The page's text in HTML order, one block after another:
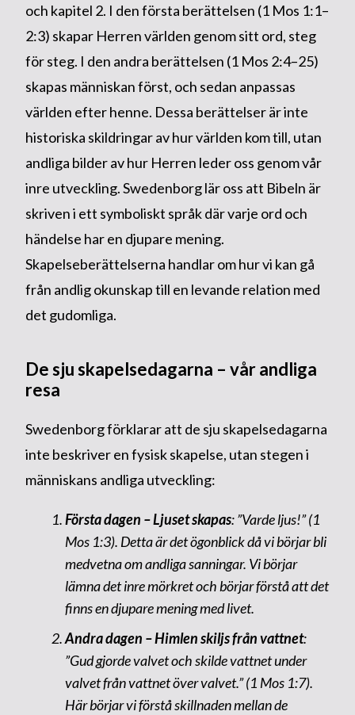
och kapitel 2. I den första berättelsen (1 Mos 1:1–
2:3) skapar Herren världen genom sitt ord, steg
för steg. I den andra berättelsen (1 Mos 2:4–25)
skapas människan först, och sedan anpassas
världen efter henne. Dessa berättelser är inte
historiska skildringar av hur världen kom till, utan
andliga bilder av hur Herren leder oss genom vår
inre utveckling. Swedenborg lär oss att Bibeln är
skriven i ett symboliskt språk där varje ord och
händelse har en djupare mening.
Skapelseberättelserna handlar om hur vi kan gå
från andlig okunskap till en levande relation med
det gudomliga.
De sju skapelsedagarna – vår andliga
resa
Swedenborg förklarar att de sju skapelsedagarna
inte beskriver en fysisk skapelse, utan stegen i
människans andliga utveckling:
Första dagen – Ljuset skapas: ”Varde ljus!” (1
Mos 1:3). Detta är det ögonblick då vi börjar bli
medvetna om andliga sanningar. Vi börjar
lämna det inre mörkret och börjar förstå att det
finns en djupare mening med livet.
Andra dagen – Himlen skiljs från vattnet:
”Gud gjorde valvet och skilde vattnet under
valvet från vattnet över valvet.” (1 Mos 1:7).
Här börjar vi förstå skillnaden mellan de